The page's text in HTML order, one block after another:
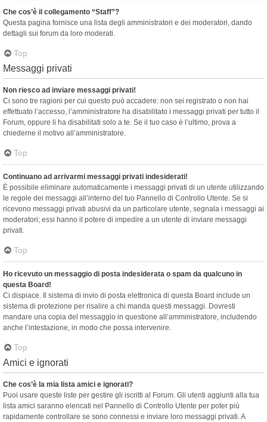
Che cos’è il collegamento “Staff”?
Questa pagina fornisce una lista degli amministratori e dei moderatori, dando
dettagli sui forum da loro moderati.
Top
Messaggi privati
Non riesco ad inviare messaggi privati!
Ci sono tre ragioni per cui questo può accadere: non sei registrato o non hai
effettuato l’accesso, l’amministratore ha disabilitato i messaggi privati per tutto il
Forum, oppure li ha disabilitati solo a te. Se il tuo caso è l’ultimo, prova a
chiederne il motivo all’amministratore.
Top
Continuano ad arrivarmi messaggi privati indesiderati!
È possibile eliminare automaticamente i messaggi privati ​​di un utente utilizzando
le regole dei messaggi all’interno del tuo Pannello di Controllo Utente. Se si
ricevono messaggi privati ​​abusivi da un particolare utente, segnala i messaggi ai
moderatori; essi hanno il potere di impedire a un utente di inviare messaggi
privati​​.
Top
Ho ricevuto un messaggio di posta indesiderata o spam da qualcuno in
questa Board!
Ci dispiace. Il sistema di invio di posta elettronica di questa Board include un
sistema di protezione per risalire a chi manda questi messaggi. Dovresti
mandare una copia del messaggio in questione all’amministratore, includendo
anche l’intestazione, in modo che possa intervenire.
Top
Amici e ignorati
Che cos’è la mia lista amici e ignorati?
Puoi usare queste liste per gestire gli iscritti al Forum. Gli utenti aggiunti alla tua
lista amici saranno elencati nel Pannello di Controllo Utente per poter più
rapidamente controllare se sono connessi e inviare loro messaggi privati. A